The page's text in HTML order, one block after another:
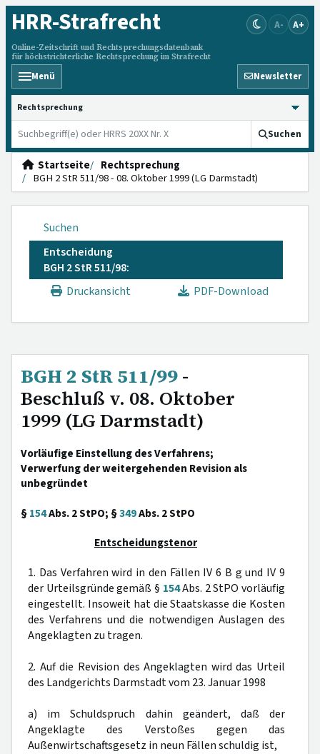
HRR-Strafrecht
Online-Zeitschrift und Rechtsprechungsdatenbank
für höchstrichterliche Rechtsprechung im Strafrecht
A- A+
Menü Newsletter
HRRS durchsuchen
Suchen
Startseite
Rechtsprechung
BGH 2 StR 511/98 - 08. Oktober 1999 (LG Darmstadt)
Suchen
Entscheidung
BGH 2 StR 511/98:
Druckansicht
PDF-Download
BGH 2 StR 511/99-
Beschluß v. 08. Oktober
1999 (LG Darmstadt)
Vorläufige Einstellung des Verfahrens;
Verwerfung der weitergehenden Revision als
unbegründet
§154Abs. 2 StPO; §349Abs. 2 StPO
Entscheidungstenor
1. Das Verfahren wird in den Fällen IV 6 B g und IV 9
der Urteilsgründe gemäß § 154Abs. 2 StPO vorläufig
eingestellt. Insoweit hat die Staatskasse die Kosten
des Verfahrens und die notwendigen Auslagen des
Angeklagten zu tragen.
2. Auf die Revision des Angeklagten wird das Urteil
des Landgerichts Darmstadt vom 23. Januar 1998
a) im Schuldspruch dahin geändert, daß der
Angeklagte des Verstoßes gegen das
Außenwirtschaftsgesetz in neun Fällen schuldig ist,